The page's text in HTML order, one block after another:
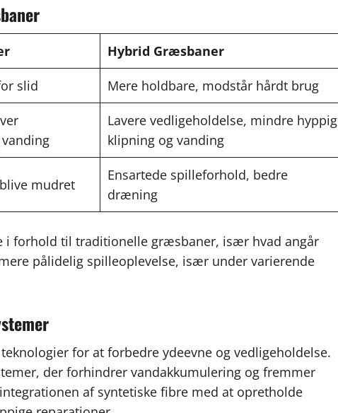
Hybrid Græsbaner
slid Mere holdbare, modstår hårdt brug
Lavere vedligeholdelse, mindre hyppig
klipning og vanding
mudret
Ensartede spilleforhold, bedre
dræning
i forhold til traditionelle græsbaner, især hvad angår
pålidelig spilleoplevelse, især under varierende
for at forbedre ydeevne og vedligeholdelse.
der forhindrer vandakkumulering og fremmer
af syntetiske fibre med at opretholde